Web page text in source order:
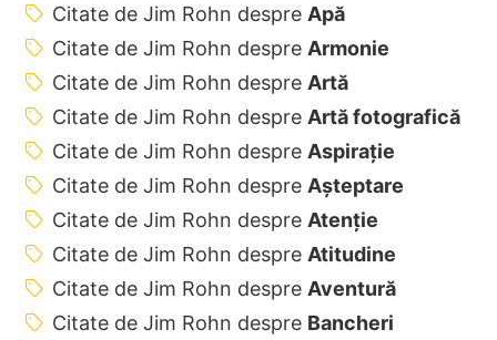
Citate de Jim Rohn despre Apă
Citate de Jim Rohn despre Armonie
Citate de Jim Rohn despre Artă
Citate de Jim Rohn despre Artă fotografică
Citate de Jim Rohn despre Aspirație
Citate de Jim Rohn despre Așteptare
Citate de Jim Rohn despre Atenție
Citate de Jim Rohn despre Atitudine
Citate de Jim Rohn despre Aventură
Citate de Jim Rohn despre Bancheri